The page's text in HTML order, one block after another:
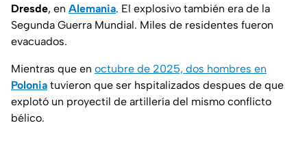
Dresde, en Alemania. El explosivo también era de la
Segunda Guerra Mundial. Miles de residentes fueron
evacuados.
Mientras que en octubre de 2025, dos hombres en
Polonia tuvieron que ser hspitalizados despues de que
explotó un proyectil de artillería del mismo conflicto
bélico.